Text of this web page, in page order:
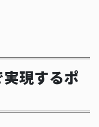
現するポ